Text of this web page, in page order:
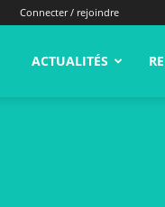
Connecter / rejoindre
ACTUALITÉS